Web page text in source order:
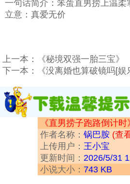
一句话简介：笨蛋直男捞上温柔
立意：真爱无价
上一本：
《秘境双强一胎三宝》
下一本：
《没离婚也算破镜吗[娱
《直男捞子跑路倒计时
作者名称： 锅巴胺 (查
上传用户： 王小宝
更新时间： 2026/5/31
小说大小： 743 KB